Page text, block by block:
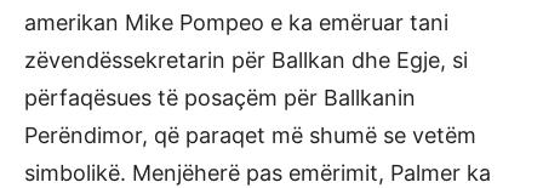
amerikan Mike Pompeo e ka emëruar tani
zëvendëssekretarin për Ballkan dhe Egje, si
përfaqësues të posaçëm për Ballkanin
Perëndimor, që paraqet më shumë se vetëm
simbolikë. Menjëherë pas emërimit, Palmer ka